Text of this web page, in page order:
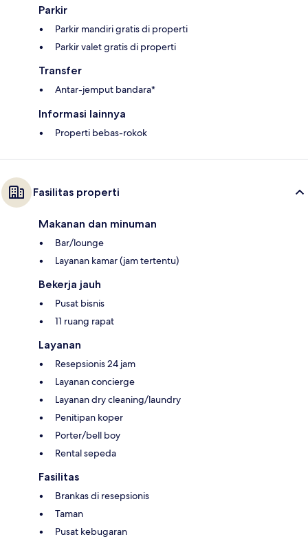
Parkir
Parkir mandiri gratis di properti
Parkir valet gratis di properti
Transfer
Antar-jemput bandara*
Informasi lainnya
Properti bebas-rokok
Fasilitas properti
Makanan dan minuman
Bar/lounge
Layanan kamar (jam tertentu)
Bekerja jauh
Pusat bisnis
11 ruang rapat
Layanan
Resepsionis 24 jam
Layanan concierge
Layanan dry cleaning/laundry
Penitipan koper
Porter/bell boy
Rental sepeda
Fasilitas
Brankas di resepsionis
Taman
Pusat kebugaran